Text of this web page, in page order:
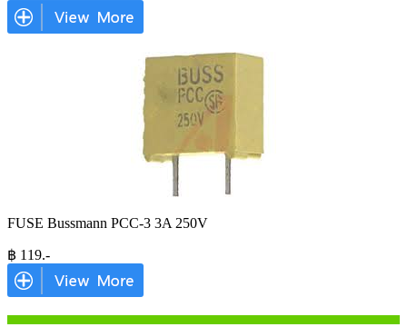
FUSE Bussmann PCC-3 3A 250V
฿ 119.-